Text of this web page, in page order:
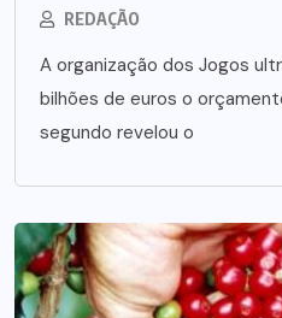
REDAÇÃO
A organização dos Jogos
bilhões de euros o
segundo revelou o